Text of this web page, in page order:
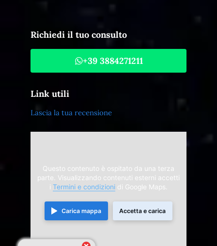
Richiedi il tuo consulto
+39 3884271211
Link utili
Lascia la tua recensione
Questo contenuto è ospitato da una terza
parte. Visualizzando contenuti esterni accetti
i Termini e condizioni di Google Maps.
Carica mappa Accetta e carica